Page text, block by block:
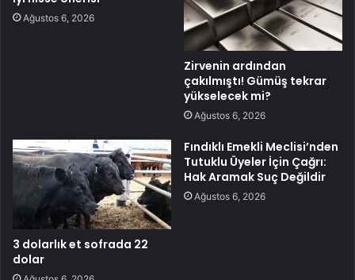
Ağustos 6, 2026
Zirvenin ardından
çakılmıştı! Gümüş tekrar
yükselecek mi?
Ağustos 6, 2026
3 dolarlık et sofrada 22
dolar
Fındıklı Emekli Meclisi’nden
Tutuklu Üyeler İçin Çağrı:
Hak Aramak Suç Değildir
Ağustos 6, 2026